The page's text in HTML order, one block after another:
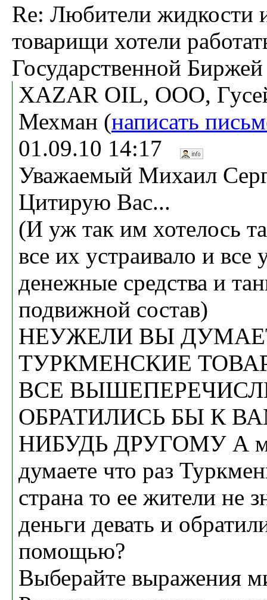
Re: Любители жидкости
товарищи хотели
Государственной Биржей
XAZAR OIL, ООО,
Мехман (написать
01.09.10 14:17
Уважаемый Михаил
Цитирую Вас...
(И уж так им хотелось
все их устраивало и
денежные средства и
подвижной состав)
НЕУЖЕЛИ ВЫ
ТУРКМЕНСКИЕ
ВСЕ
ОБРАТИЛИСЬ БЫ К
НИБУДЬ ДРУГОМУ А
думаете что раз
страна то ее жители не
деньги девать и
помощью?
Выберайте выражения